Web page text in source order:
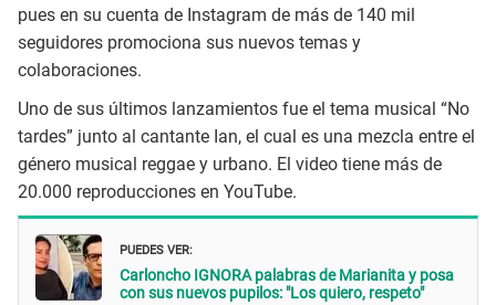
pues en su cuenta de Instagram de más de 140 mil
seguidores promociona sus nuevos temas y
colaboraciones.
Uno de sus últimos lanzamientos fue el tema musical “No
tardes” junto al cantante Ian, el cual es una mezcla entre el
género musical reggae y urbano. El video tiene más de
20.000 reproducciones en YouTube.
PUEDES VER:
Carloncho IGNORA palabras de Marianita y posa
con sus nuevos pupilos: "Los quiero, respeto"